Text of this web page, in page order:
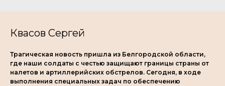
Квасов Сергей
Трагическая новость пришла из Белгородской области,
где наши солдаты с честью защищают границы страны от
налетов и артиллерийских обстрелов. Сегодня, в ходе
выполнения специальных задач по обеспечению